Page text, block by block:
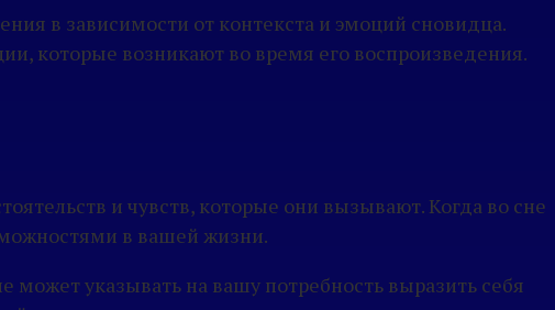
в зависимости от контекста и эмоций сновидца.
которые возникают во время его воспроизведения.
и чувств, которые они вызывают. Когда во сне
в вашей жизни.
может указывать на вашу потребность выразить себя